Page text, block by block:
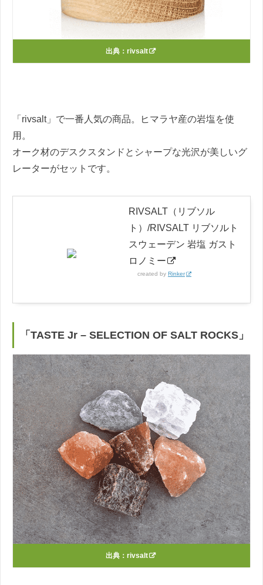
出典： rivsalt
「rivsalt」で一番人気の商品。ヒマラヤ産の岩塩を使
用。
オーク材のデスクスタンドとシャープな光沢が美しいグ
レーターがセットです。
RIVSALT（リブソル
ト）/RIVSALT リブソルト
スウェーデン 岩塩 ガスト
ロノミー
created by Rinker
「TASTE Jr – SELECTION OF SALT ROCKS」
出典： rivsalt